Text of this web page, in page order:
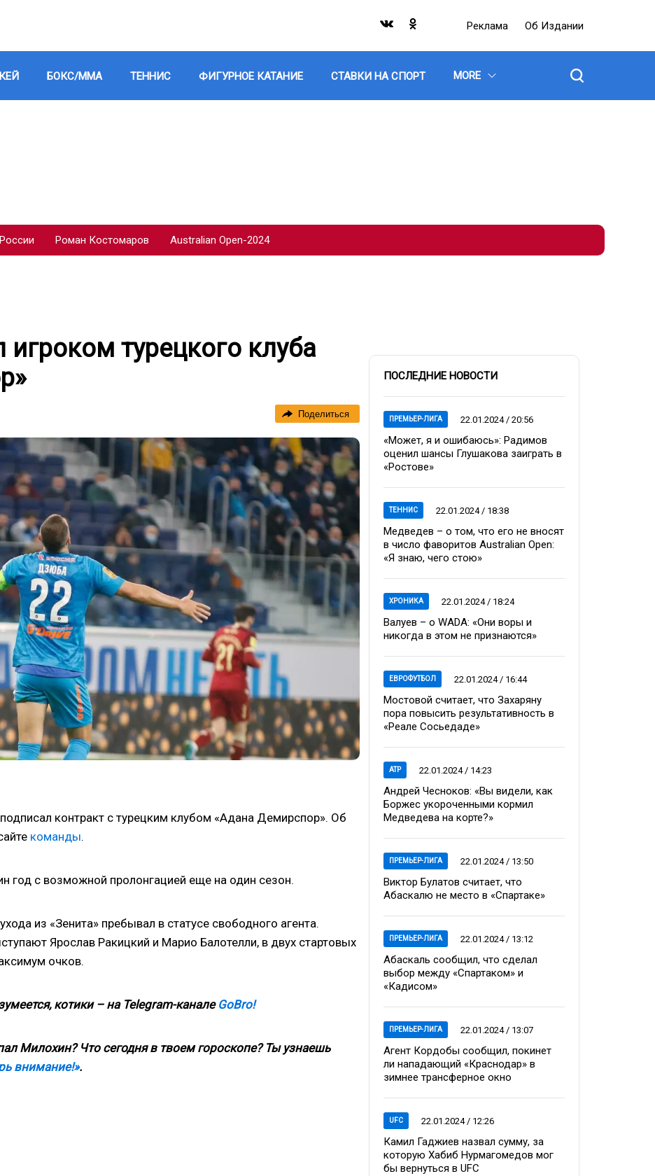
Реклама Об Издании
БОКС/ММА ТЕННИС ФИГУРНОЕ КАТАНИЕ СТАВКИ НА СПОРТ MORE
Роман Костомаров Australian Open-2024
турецкого клуба
Поделиться
контракт с турецким клубом «Адана Демирспор». Об
команды.
год с возможной пролонгацией еще на один сезон.
из «Зенита» пребывал в статусе свободного агента.
Ярослав Ракицкий и Марио Балотелли, в двух стартовых
очков.
котики – на Telegram-канале GoBro!
Милохин? Что сегодня в твоем гороскопе? Ты узнаешь
внимание!».
ПОСЛЕДНИЕ НОВОСТИ
ПРЕМЬЕР-ЛИГА 22.01.2024 / 20:56
«Может, я и ошибаюсь»: Радимов
оценил шансы Глушакова заиграть в
«Ростове»
ТЕННИС 22.01.2024 / 18:38
Медведев – о том, что его не вносят
в число фаворитов Australian Open:
«Я знаю, чего стою»
ХРОНИКА 22.01.2024 / 18:24
Валуев – о WADA: «Они воры и
никогда в этом не признаются»
ЕВРОФУТБОЛ 22.01.2024 / 16:44
Мостовой считает, что Захаряну
пора повысить результативность в
«Реале Сосьедаде»
ATP 22.01.2024 / 14:23
Андрей Чесноков: «Вы видели, как
Боржес укороченными кормил
Медведева на корте?»
ПРЕМЬЕР-ЛИГА 22.01.2024 / 13:50
Виктор Булатов считает, что
Абаскалю не место в «Спартаке»
ПРЕМЬЕР-ЛИГА 22.01.2024 / 13:12
Абаскаль сообщил, что сделал
выбор между «Спартаком» и
«Кадисом»
ПРЕМЬЕР-ЛИГА 22.01.2024 / 13:07
Агент Кордобы сообщил, покинет
ли нападающий «Краснодар» в
зимнее трансферное окно
UFC 22.01.2024 / 12:26
Камил Гаджиев назвал сумму, за
которую Хабиб Нурмагомедов мог
бы вернуться в UFC